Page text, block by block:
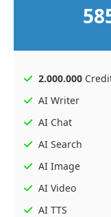
2.000.000
AI Writer
AI Chat
AI Search
AI Image
AI Video
AI TTS